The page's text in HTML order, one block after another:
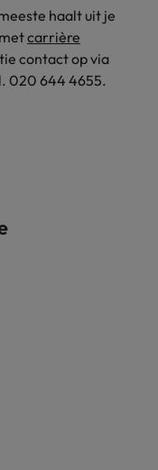
haalt uit je
carrière
contact op via
020 644 4655.